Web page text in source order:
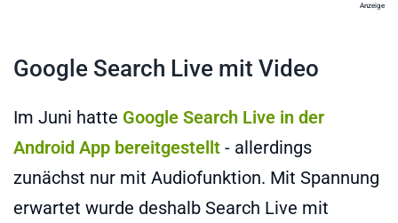
Anzeige
Google Search Live mit Video
Im Juni hatte Google Search Live in der
Android App bereitgestellt - allerdings
zunächst nur mit Audiofunktion. Mit Spannung
erwartet wurde deshalb Search Live mit